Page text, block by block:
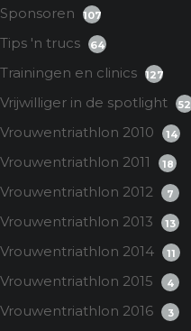
Sponsoren 107
Tips 'n trucs 64
Trainingen en clinics 127
Vrijwilliger in de spotlight 52
Vrouwentriathlon 2010 14
Vrouwentriathlon 2011 18
Vrouwentriathlon 2012 7
Vrouwentriathlon 2013 13
Vrouwentriathlon 2014 11
Vrouwentriathlon 2015 4
Vrouwentriathlon 2016 3